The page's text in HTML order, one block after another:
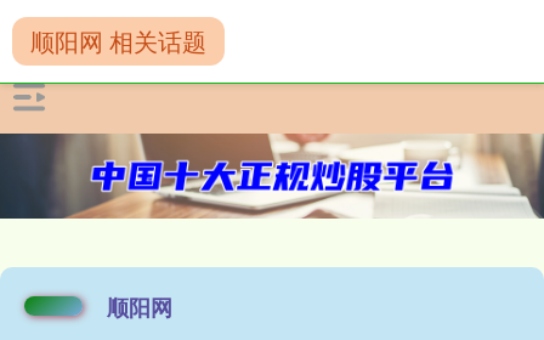
顺阳网
顺阳网 相关话题